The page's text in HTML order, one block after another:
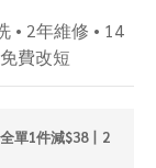
• 2年維修 • 14
費改短
單1件減$38丨2